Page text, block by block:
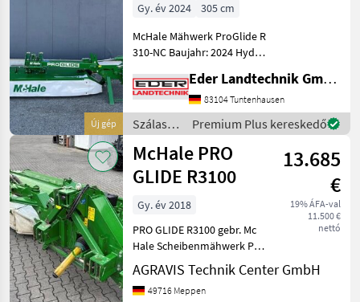
Új gép
Gy. év 2024
305 cm
McHale Mähwerk ProGlide R
310-NC Baujahr: 2024 Hydr.
Scheibenmähwerk
Eigengewicht: 1.015 kg Min:
80 PS Schnittbreite: 3, 05 m
Mähscheiben: 7 14 Klingen
Eder Landtechnik GmbH
83104 Tuntenhausen
Szálastakarmány
betakarítók
/ McHale
Premium Plus kereskedő
McHale PRO
GLIDE R3100
13.685
€
19% ÁFA-val
11.500 €
nettó
Gy. év 2018
PRO GLIDE R3100 gebr. Mc
Hale Scheibenmähwerk Pro
Gilde R 3100 Heck-Anbau
Hydr. Klappvorrichtung
Gelenkwelle
AGRAVIS Technik Center GmbH
49716 Meppen